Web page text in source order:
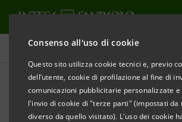
Consenso all'uso di cookie
Questo sito utilizza cookie tecnici e, previo
dell’utente, cookie di profilazione al fine di
comunicazioni pubblicitarie personalizzate e
l'invio di cookie di "terze parti" (impostati da
diverso da quello visitato). L'uso dei cookie
Comunicati stampa
STAMPA AGGIORNA
CASSE DI RISPARMIO
LA FILIALE DI CORSO